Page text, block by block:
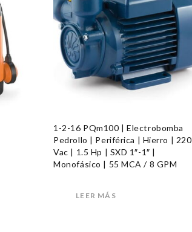
1-2-16 PQm100 | Electrobomba
Pedrollo | Periférica | Hierro | 220
Vac | 1.5 Hp | SXD 1″-1″ |
Monofásico | 55 MCA / 8 GPM
LEER MÁS